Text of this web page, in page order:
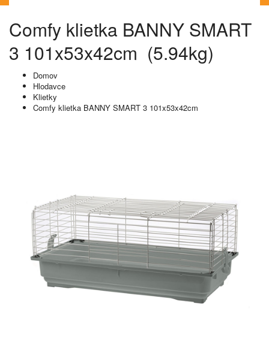
Comfy klietka BANNY SMART
3 101x53x42cm (5.94kg)
Domov
Hlodavce
Klietky
Comfy klietka BANNY SMART 3 101x53x42cm